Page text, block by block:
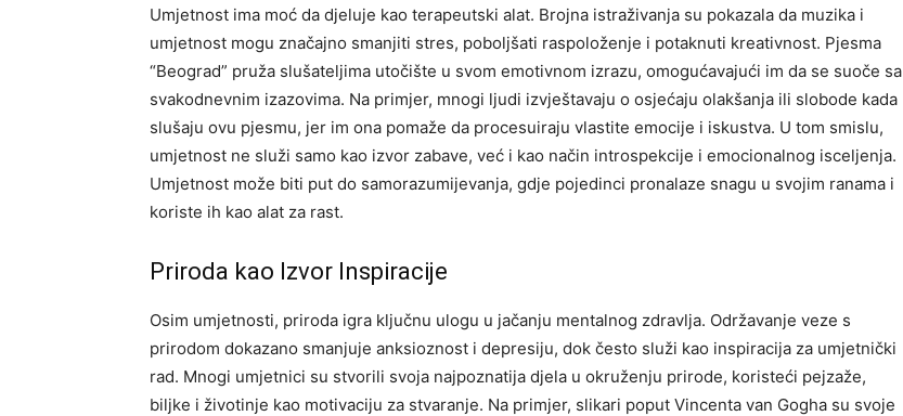
Umjetnost ima moć da djeluje kao terapeutski alat. Brojna istraživanja su pokazala da muzika i
umjetnost mogu značajno smanjiti stres, poboljšati raspoloženje i potaknuti kreativnost. Pjesma
“Beograd” pruža slušateljima utočište u svom emotivnom izrazu, omogućavajući im da se suoče sa
svakodnevnim izazovima. Na primjer, mnogi ljudi izvještavaju o osjećaju olakšanja ili slobode kada
slušaju ovu pjesmu, jer im ona pomaže da procesuiraju vlastite emocije i iskustva. U tom smislu,
umjetnost ne služi samo kao izvor zabave, već i kao način introspekcije i emocionalnog isceljenja.
Umjetnost može biti put do samorazumijevanja, gdje pojedinci pronalaze snagu u svojim ranama i
koriste ih kao alat za rast.
Priroda kao Izvor Inspiracije
Osim umjetnosti, priroda igra ključnu ulogu u jačanju mentalnog zdravlja. Održavanje veze s
prirodom dokazano smanjuje anksioznost i depresiju, dok često služi kao inspiracija za umjetnički
rad. Mnogi umjetnici su stvorili svoja najpoznatija djela u okruženju prirode, koristeći pejzaže,
biljke i životinje kao motivaciju za stvaranje. Na primjer, slikari poput Vincenta van Gogha su svoje